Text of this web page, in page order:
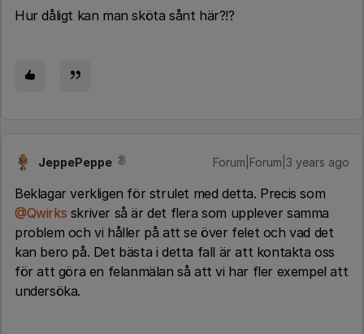
Hur dåligt kan man sköta sånt här?!?
JeppePeppe Forum|Forum|3 years ago
Beklagar verkligen för strulet med detta. Precis som
@Qwirks skriver så är det flera som upplever samma
problem och vi håller på att se över felet och vad det
kan bero på. Det bästa i detta fall är att kontakta oss
för att göra en felanmälan så att vi har fler exempel att
undersöka.